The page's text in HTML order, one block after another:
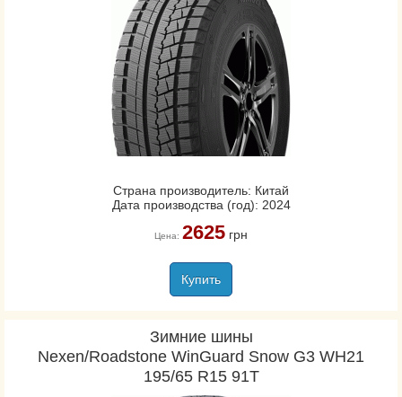
Страна производитель: Китай
Дата производства (год): 2024
Цена: 2625грн
Купить
Зимние шины
Nexen/Roadstone WinGuard Snow G3 WH21
195/65 R15 91T